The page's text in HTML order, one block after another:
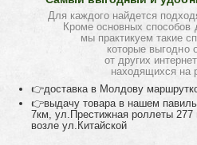
Для каждого найдется
Кроме основных способов
мы практикуем такие
которые выгодно
от других
находящихся на
👉доставка в Молдову
👉выдачу товара в нашем
7км, ул.Престижная роллеты 277
возле ул.Китайской